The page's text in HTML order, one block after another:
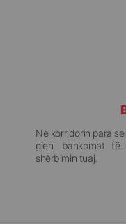
Në korridorin para
gjeni bankomat
shërbimin tuaj.